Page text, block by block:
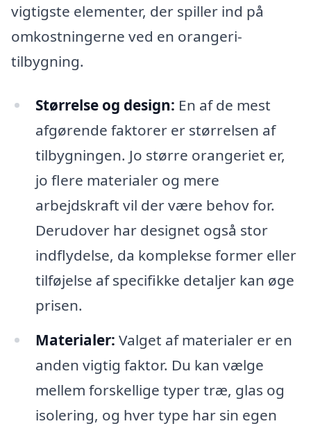
vigtigste elementer, der spiller ind på
omkostningerne ved en orangeri-
tilbygning.
Størrelse og design: En af de mest
afgørende faktorer er størrelsen af
tilbygningen. Jo større orangeriet er,
jo flere materialer og mere
arbejdskraft vil der være behov for.
Derudover har designet også stor
indflydelse, da komplekse former eller
tilføjelse af specifikke detaljer kan øge
prisen.
Materialer: Valget af materialer er en
anden vigtig faktor. Du kan vælge
mellem forskellige typer træ, glas og
isolering, og hver type har sin egen